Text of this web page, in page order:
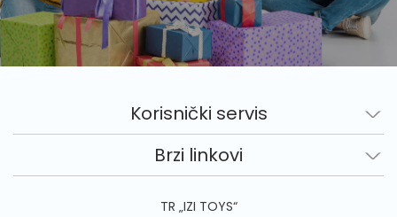
Korisnički servis
Brzi linkovi
TR „IZI TOYS“